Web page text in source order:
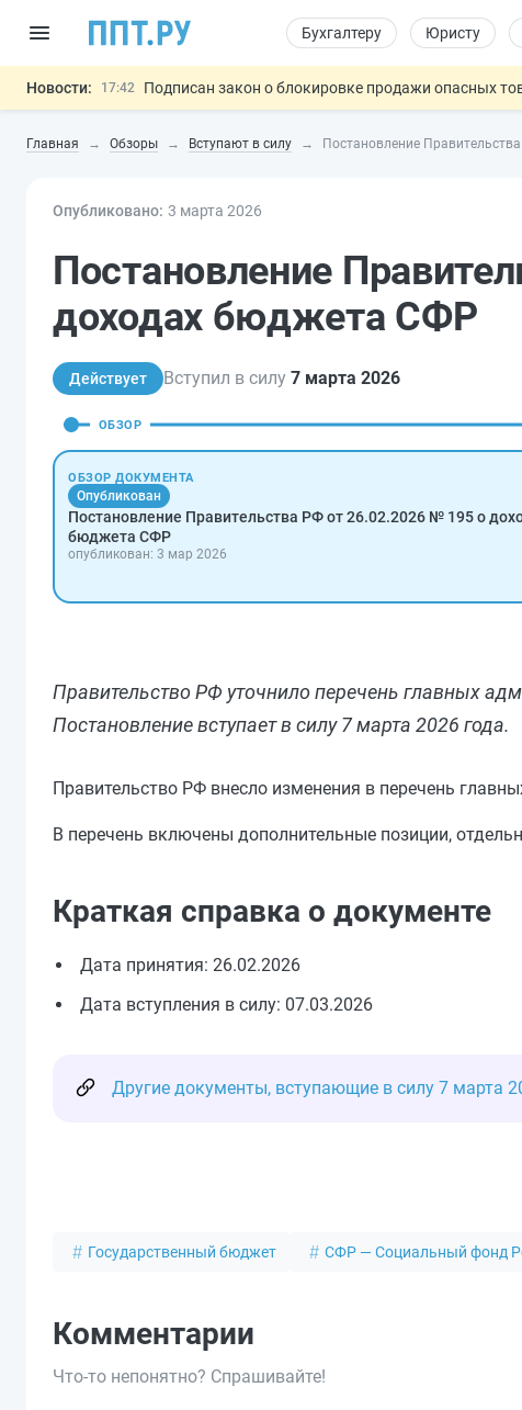
Бухгалтеру Юристу
Новости: 17:42 Подписан закон о блокировке продажи опасных
16:02 Госпошлину за устранение ошибок в документах
11:31
Важно Разработают единые критерии
Главная Обзоры Вступают в силу Постановление
Опубликовано: 3 марта 2026
Постановление
доходах бюджета СФР
Действует Вступил в силу 7 марта 2026
ОБЗОР
ОБЗОР ДОКУМЕНТА
Опубликован
Постановление Правительства РФ от 26.02.2026 № 195 о
бюджета СФР
опубликован: 3 мар 2026
Правительство РФ уточнило перечень главных
Постановление вступает в силу 7 марта 2026 года.
Правительство РФ внесло изменения в перечень
В перечень включены дополнительные позиции,
Краткая справка о документе
Дата принятия: 26.02.2026
Дата вступления в силу: 07.03.2026
Другие документы, вступающие в силу 7 марта
Государственный бюджет СФР — Социальный фонд
Комментарии
Что-то непонятно? Спрашивайте!